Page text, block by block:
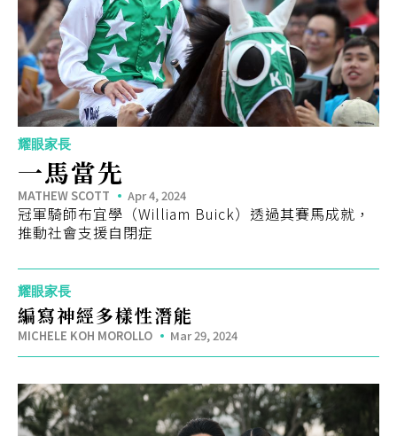
登入
Eng 繁體
© 2026 21 Concepts Ltd. 版權所有。
耀眼家長
一馬當先
MATHEW SCOTT Apr 4, 2024
冠軍騎師布宜學（William Buick）透過其賽馬成就，
推動社會支援自閉症
耀眼家長
編寫神經多樣性潛能
MICHELE KOH MOROLLO Mar 29, 2024